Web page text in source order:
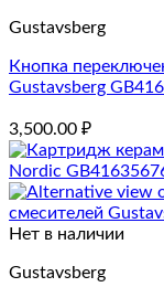
Gustavsberg
Кнопка
Gustavsberg
3,500.00 ₽
Нет в наличии
Gustavsberg